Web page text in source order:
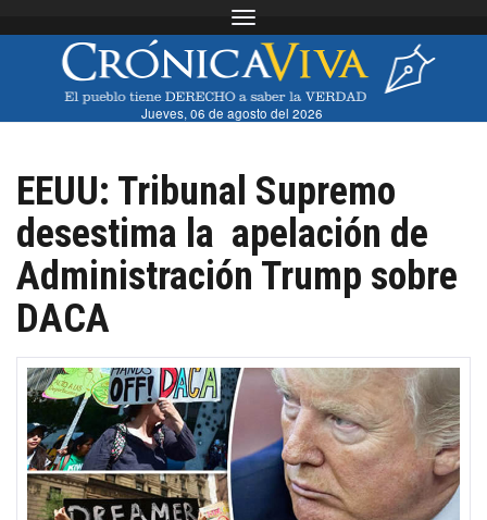
Toggle navigation
Jueves, 06 de agosto del 2026
EEUU: Tribunal Supremo
desestima la apelación de
Administración Trump sobre
DACA